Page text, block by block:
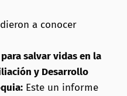
a conocer
salvar vidas en la
y Desarrollo
Este un informe